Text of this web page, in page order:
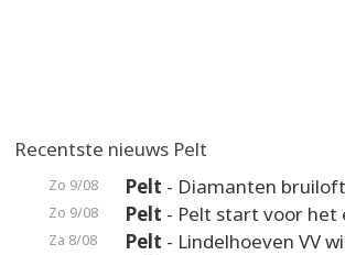
Recentste nieuws Pelt
Zo 9/08 Pelt - Diamanten
Zo 9/08 Pelt - Pelt start voor het
Za 8/08 Pelt - Lindelhoeven VV